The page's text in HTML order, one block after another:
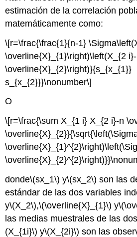
estimación de la correlación
matemáticamente como:
\[r=\frac{\frac{1}{n-1}
\overline{X}_{1}\right)\left(X_{2 i}-
\overline{X}_{2}\right)}{s_{x_{1}}
s_{x_{2}}}\nonumber\]
O
\[r=\frac{\sum X_{1 i} X_{2 i}-n
donde\(sx_1\) y\(sx_2\) son las
estándar de las dos variables
y\(X_2\),\(\overline{X}_{1}\) y
las medias muestrales de las
(X_{1i}\) y\(X_{2i}\) son las